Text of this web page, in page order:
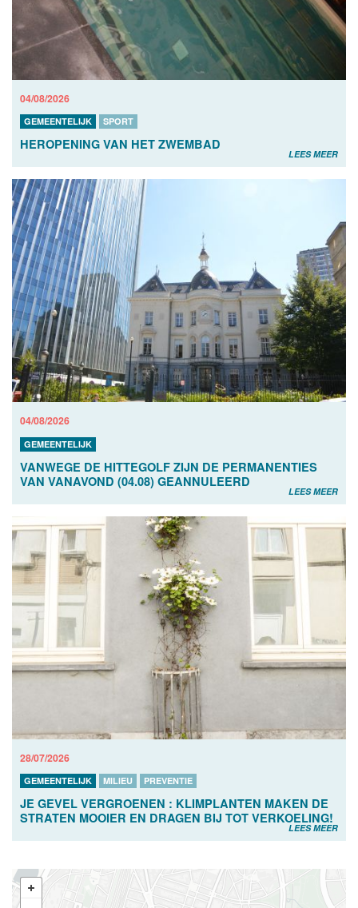
04/08/2026
GEMEENTELIJK SPORT
HEROPENING VAN HET ZWEMBAD
LEES MEER
04/08/2026
GEMEENTELIJK
VANWEGE DE HITTEGOLF ZIJN DE PERMANENTIES
VAN VANAVOND (04.08) GEANNULEERD
LEES MEER
28/07/2026
GEMEENTELIJK MILIEU PREVENTIE
JE GEVEL VERGROENEN : KLIMPLANTEN MAKEN DE
STRATEN MOOIER EN DRAGEN BIJ TOT VERKOELING!
LEES MEER